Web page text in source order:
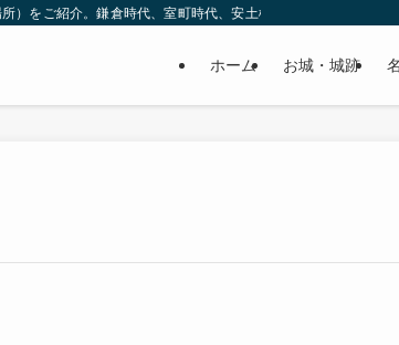
）をご紹介。鎌倉時代、室町時代、安土桃山時代（戦国時代）
ホーム お城・城跡